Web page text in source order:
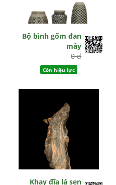
Bộ bình gốm đan
mây
0 đ
Còn hiệu lực
Khay đĩa lá sen